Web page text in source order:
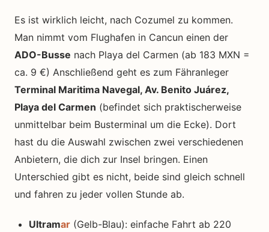
Es ist wirklich leicht, nach Cozumel zu kommen.
Man nimmt vom Flughafen in Cancun einen der
ADO-Busse nach Playa del Carmen (ab 183 MXN =
ca. 9 €) Anschließend geht es zum Fähranleger
Terminal Maritima Navegal, Av. Benito Juárez,
Playa del Carmen (befindet sich praktischerweise
unmittelbar beim Busterminal um die Ecke). Dort
hast du die Auswahl zwischen zwei verschiedenen
Anbietern, die dich zur Insel bringen. Einen
Unterschied gibt es nicht, beide sind gleich schnell
und fahren zu jeder vollen Stunde ab.
Ultramar (Gelb-Blau): einfache Fahrt ab 220